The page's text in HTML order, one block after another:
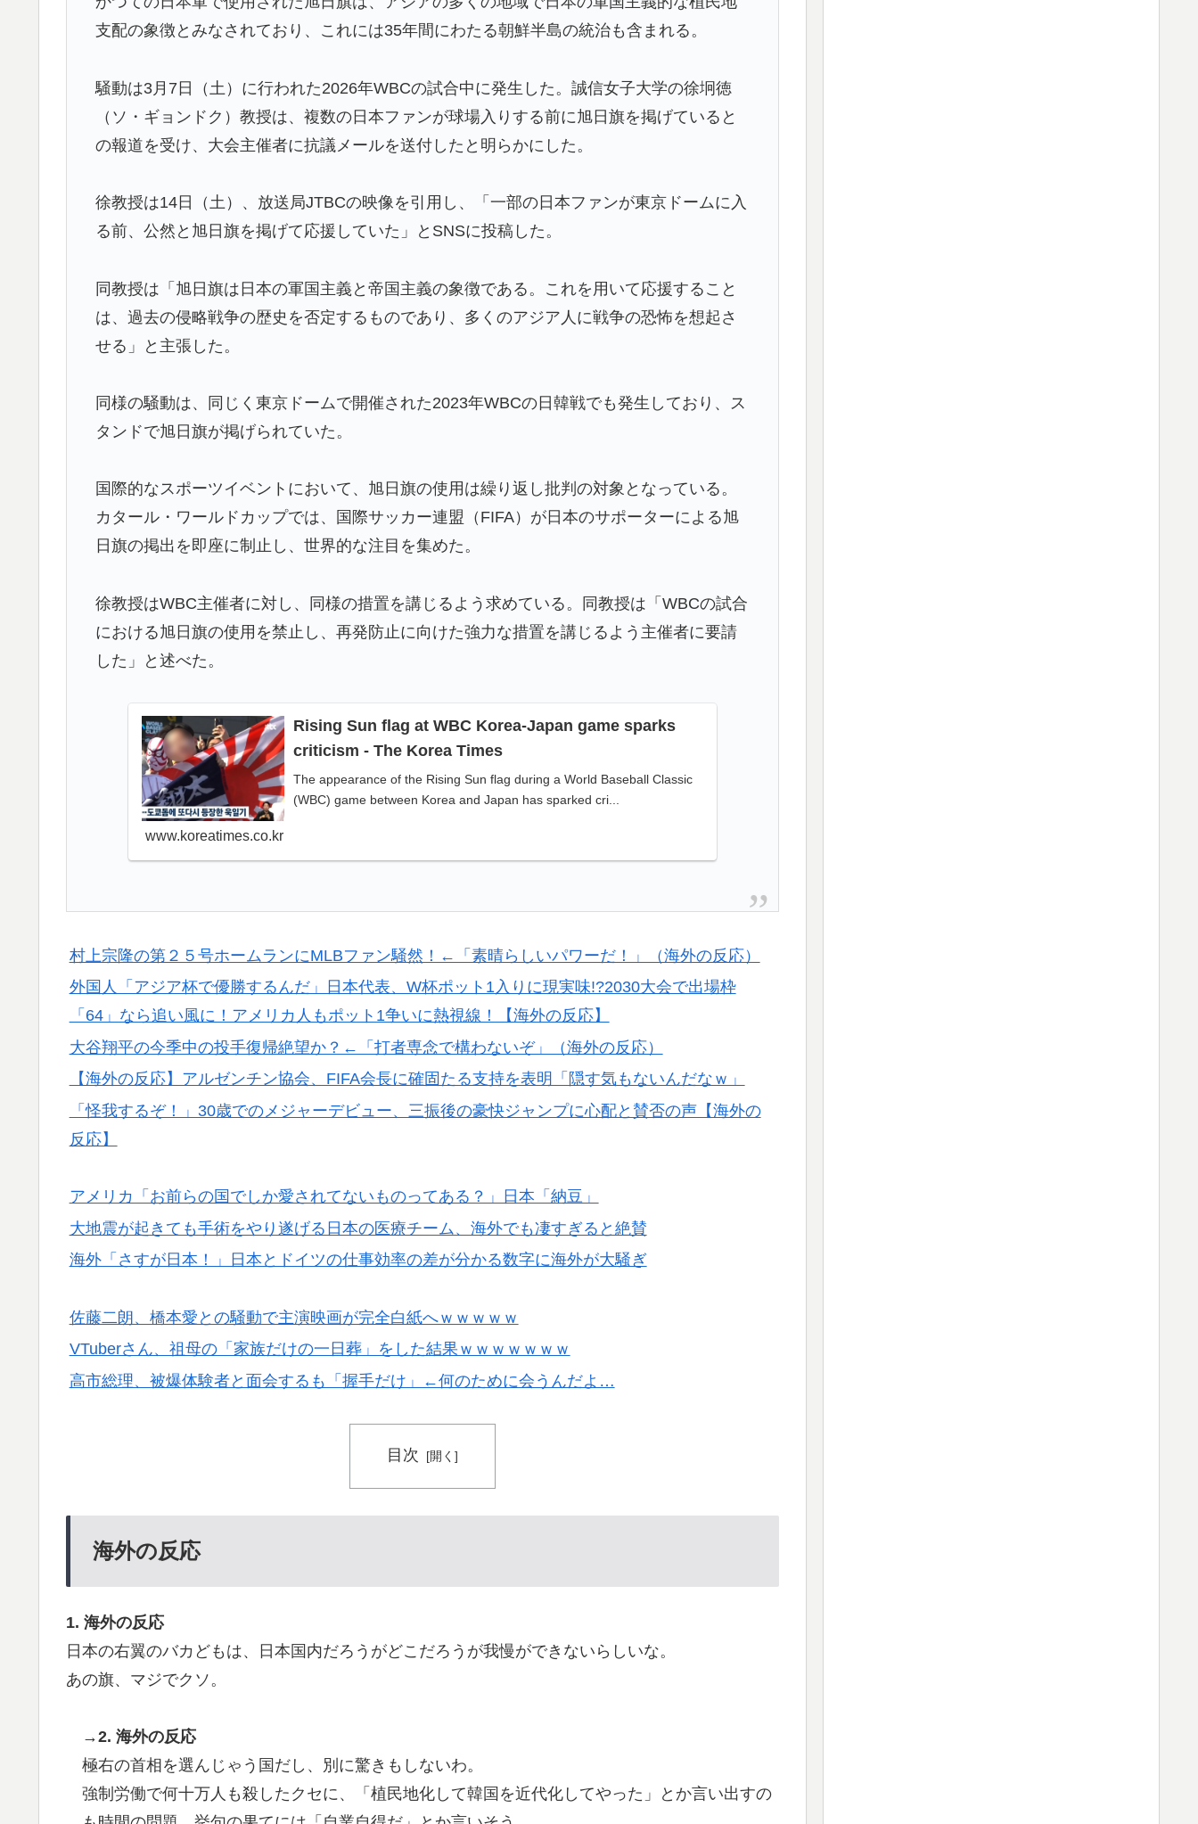
サポの本音がこれ！【海外の反応】
韓国人「我が国がクウェート戦で行った審判買収が本当に深刻である理由がこちら…」→「これはダ
▶ 外国人「日本の未来は安泰だ」16歳MF三井寺眞、衝撃ゴール！久保建英超え歴代2位の記録！3得点に
絡む活躍で海外絶賛！【海外の反応】
▶ 日本「俺は有名な武士の家系だけど世界のみんなは先祖に偉人っている？」
▶ 韓国人「過去のW杯で韓国代表がドーピング検査をすり抜けるように注射していたものがこちら…」
→「恥ずかしい…（ﾌﾞﾙﾌﾞﾙ」＝韓国の反応
▶ 【海外の反応】アルゼンチン協会、FIFA会長に確固たる支持を表明「隠す気もないんだなｗ」
▶ 日本旅行キャンセルすべきか…1万年ぶり史上最大級の火山の兆し＝韓国の反応
ソンの違い」「先発は2－3種類の一級品の変化球が必要だからな」
▶
▶ 韓国人「トヨタが2027年に次世代ハイブリッドバッテリーを導入へ！最大1000kmの航続距離や超高速
充電を目指す」
海外「さすが日本！」日本とドイツの仕事効率の差が分かる数字に海外が大騒ぎ
外国人「アジア杯で優勝するんだ」日本代表、W杯ポット1入りに現実味!?2030大会で出場枠「64」な
ら追い風に！アメリカ人もポット1争いに熱視線！【海外の反応】
韓国人「日本メディアが2002年ワールドカップ韓国準決勝も調査すべきと主張！」→「英国メディア
も一斉に指摘‥」
支配の象徴とみなされており、これには35年間にわたる朝鮮半島の統治も含まれる。
騒動は3月7日（土）に行われた2026年WBCの試合中に発生した。誠信女子大学の徐坰徳
（ソ・ギョンドク）教授は、複数の日本ファンが球場入りする前に旭日旗を掲げていると
の報道を受け、大会主催者に抗議メールを送付したと明らかにした。
徐教授は14日（土）、放送局JTBCの映像を引用し、「一部の日本ファンが東京ドームに入
る前、公然と旭日旗を掲げて応援していた」とSNSに投稿した。
同教授は「旭日旗は日本の軍国主義と帝国主義の象徴である。これを用いて応援すること
は、過去の侵略戦争の歴史を否定するものであり、多くのアジア人に戦争の恐怖を想起さ
せる」と主張した。
同様の騒動は、同じく東京ドームで開催された2023年WBCの日韓戦でも発生しており、ス
タンドで旭日旗が掲げられていた。
国際的なスポーツイベントにおいて、旭日旗の使用は繰り返し批判の対象となっている。
カタール・ワールドカップでは、国際サッカー連盟（FIFA）が日本のサポーターによる旭
日旗の掲出を即座に制止し、世界的な注目を集めた。
徐教授はWBC主催者に対し、同様の措置を講じるよう求めている。同教授は「WBCの試合
における旭日旗の使用を禁止し、再発防止に向けた強力な措置を講じるよう主催者に要請
した」と述べた。
Rising Sun flag at WBC Korea-Japan game sparks
criticism - The Korea Times
The appearance of the Rising Sun flag during a World Baseball Classic
(WBC) game between Korea and Japan has sparked cri...
www.koreatimes.co.kr
村上宗隆の第２５号ホームランにMLBファン騒然！←「素晴らしいパワーだ！」（海外の反応）
外国人「アジア杯で優勝するんだ」日本代表、W杯ポット1入りに現実味!?2030大会で出場枠
「64」なら追い風に！アメリカ人もポット1争いに熱視線！【海外の反応】
大谷翔平の今季中の投手復帰絶望か？←「打者専念で構わないぞ」（海外の反応）
【海外の反応】アルゼンチン協会、FIFA会長に確固たる支持を表明「隠す気もないんだなｗ」
「怪我するぞ！」30歳でのメジャーデビュー、三振後の豪快ジャンプに心配と賛否の声【海外の
反応】
アメリカ「お前らの国でしか愛されてないものってある？」日本「納豆」
大地震が起きても手術をやり遂げる日本の医療チーム、海外でも凄すぎると絶賛
海外「さすが日本！」日本とドイツの仕事効率の差が分かる数字に海外が大騒ぎ
佐藤二朗、橋本愛との騒動で主演映画が完全白紙へｗｗｗｗｗ
VTuberさん、祖母の「家族だけの一日葬」をした結果ｗｗｗｗｗｗｗ
高市総理、被爆体験者と面会するも「握手だけ」←何のために会うんだよ…
目次
海外の反応
1. 海外の反応
日本の右翼のバカどもは、日本国内だろうがどこだろうが我慢ができないらしいな。
あの旗、マジでクソ。
→2. 海外の反応
極右の首相を選んじゃう国だし、別に驚きもしないわ。
強制労働で何十万人も殺したクセに、「植民地化して韓国を近代化してやった」とか言い出すの